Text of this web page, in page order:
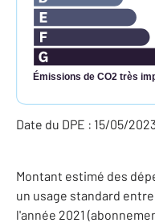
Émissions de CO2 très
Date du DPE : 15/05/
Montant estimé des
un usage standard entre
l'année 2021